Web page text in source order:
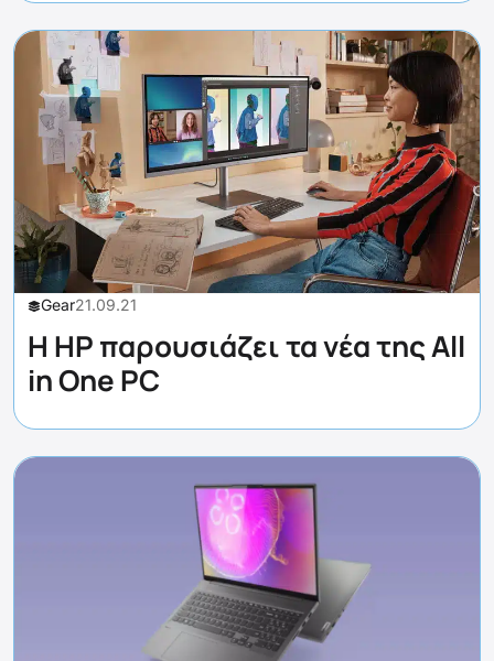
Gear21.09.21
Η HP παρουσιάζει τα νέα της All
in One PC